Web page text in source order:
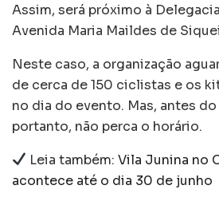
Assim, será próximo à
Avenida Maria Maildes de
Neste caso, a organização
de cerca de 150 ciclistas e os
no dia do evento. Mas, antes
portanto, não perca o horário.
Leia também:Vila Junina no
acontece até o dia 30 de junho